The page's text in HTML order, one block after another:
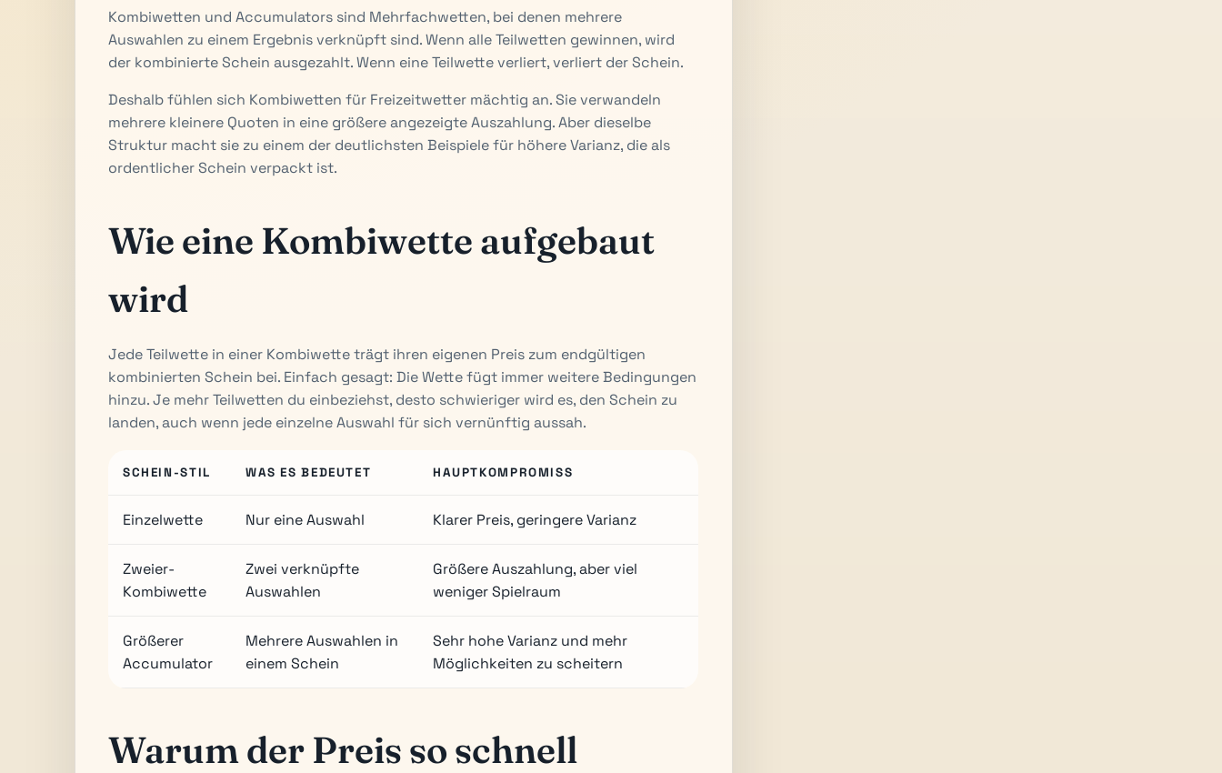
Kombiwetten und Accumulators sind Mehrfachwetten, bei denen mehrere
Auswahlen zu einem Ergebnis verknüpft sind. Wenn alle Teilwetten gewinnen, wird
der kombinierte Schein ausgezahlt. Wenn eine Teilwette verliert, verliert der Schein.
Deshalb fühlen sich Kombiwetten für Freizeitwetter mächtig an. Sie verwandeln
mehrere kleinere Quoten in eine größere angezeigte Auszahlung. Aber dieselbe
Struktur macht sie zu einem der deutlichsten Beispiele für höhere Varianz, die als
ordentlicher Schein verpackt ist.
Wie eine Kombiwette aufgebaut
wird
Jede Teilwette in einer Kombiwette trägt ihren eigenen Preis zum endgültigen
kombinierten Schein bei. Einfach gesagt: Die Wette fügt immer weitere Bedingungen
hinzu. Je mehr Teilwetten du einbeziehst, desto schwieriger wird es, den Schein zu
landen, auch wenn jede einzelne Auswahl für sich vernünftig aussah.
SCHEIN-STIL WAS ES BEDEUTET HAUPTKOMPROMISS
Einzelwette Nur eine Auswahl Klarer Preis, geringere Varianz
Zweier-
Kombiwette
Zwei verknüpfte
Auswahlen
Größere Auszahlung, aber viel
weniger Spielraum
Größerer
Accumulator
Mehrere Auswahlen in
einem Schein
Sehr hohe Varianz und mehr
Möglichkeiten zu scheitern
Warum der Preis so schnell